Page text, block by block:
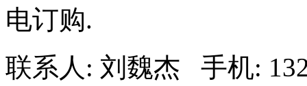
电订购.
联系人: 刘魏杰 手机: